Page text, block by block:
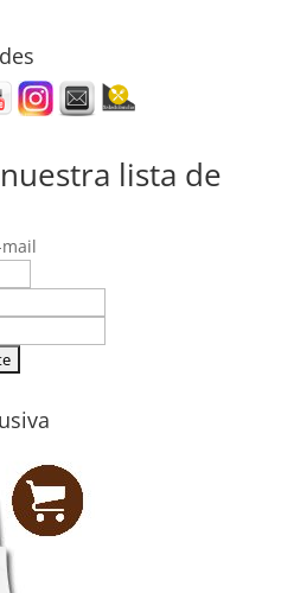
lista de